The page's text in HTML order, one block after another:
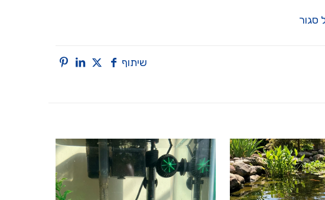
שיתוף